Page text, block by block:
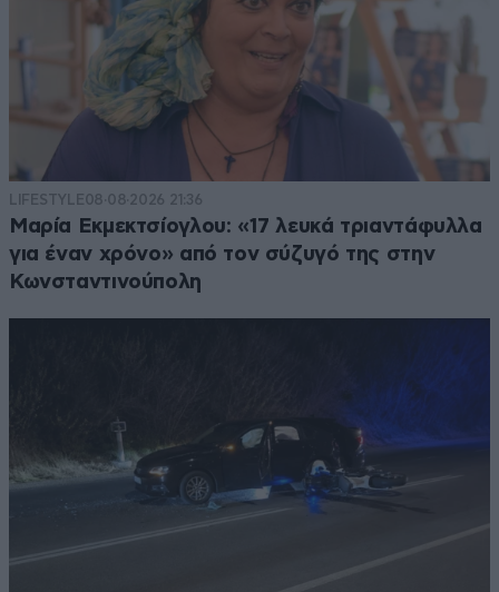
LIFESTYLE08·08·2026 21:36
Μαρία Εκμεκτσίογλου: «17 λευκά τριαντάφυλλα
για έναν χρόνο» από τον σύζυγό της στην
Κωνσταντινούπολη